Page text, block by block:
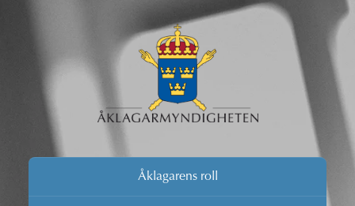
Åklagarens roll